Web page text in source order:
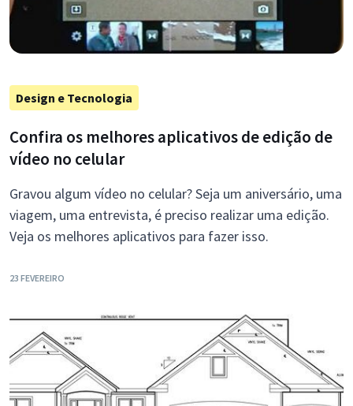
Design e Tecnologia
Confira os melhores aplicativos de edição de
vídeo no celular
Gravou algum vídeo no celular? Seja um aniversário, uma
viagem, uma entrevista, é preciso realizar uma edição.
Veja os melhores aplicativos para fazer isso.
23 FEVEREIRO